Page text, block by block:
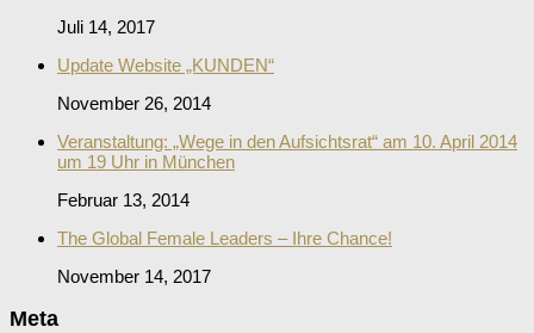
Juli 14, 2017
Update Website „KUNDEN“
November 26, 2014
Veranstaltung: „Wege in den Aufsichtsrat“ am 10. April 2014
um 19 Uhr in München
Februar 13, 2014
The Global Female Leaders – Ihre Chance!
November 14, 2017
Meta